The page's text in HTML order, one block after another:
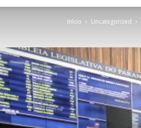
Início Uncategorized